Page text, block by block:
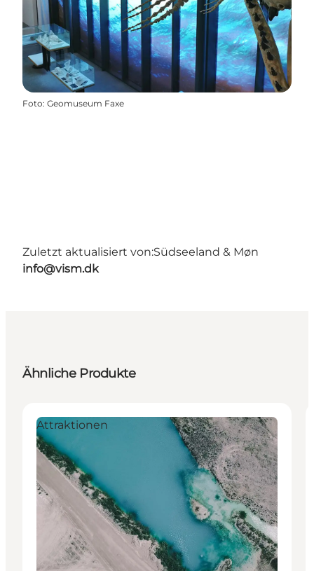
Foto: Geomuseum Faxe
Zuletzt aktualisiert von:Südseeland & Møn
info@vism.dk
Ähnliche Produkte
Attraktionen